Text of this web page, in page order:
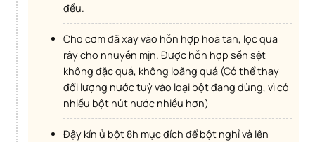
đều.
Cho cơm đã xay vào hỗn hợp hoà tan, lọc qua
rây cho nhuyễn mịn. Được hỗn hợp sền sệt
không đặc quá, không loãng quá (Có thể thay
đổi lượng nước tuỳ vào loại bột đang dùng, vì có
nhiều bột hút nước nhiều hơn)
Đậy kín ủ bột 8h mục đích để bột nghỉ và lên